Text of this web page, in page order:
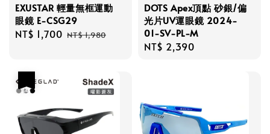
EXUSTAR 輕量無框運動
眼鏡 E-CSG29
Sale
NT$ 1,700 Regular
NT$ 1,980
DOTS Apex頂點 砂銀/偏
光片UV運眼鏡 2024-
01-SV-PL-M
Regular
NT$ 2,390